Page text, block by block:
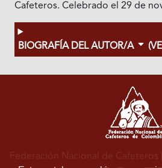
Cafeteros. Celebrado el 29 de
BIOGRAFÍA DEL AUTOR/A
Federación Nacional de Cafeteros